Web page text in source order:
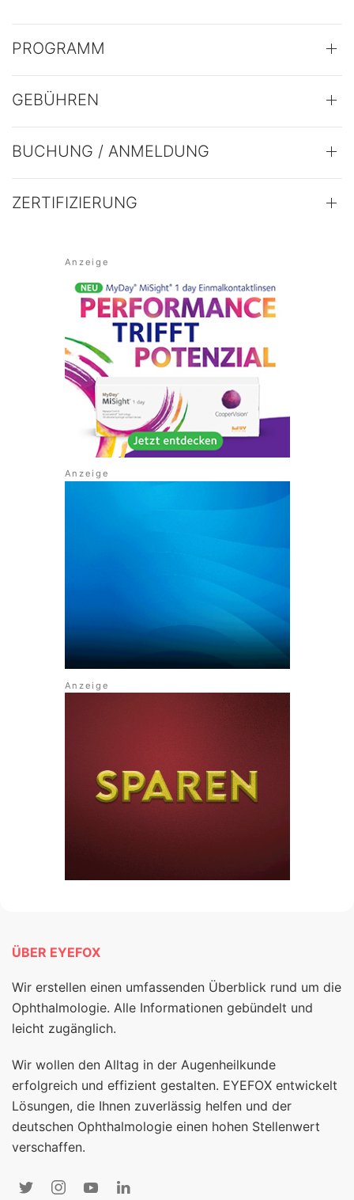
PROGRAMM
GEBÜHREN
BUCHUNG / ANMELDUNG
ZERTIFIZIERUNG
ÜBER EYEFOX
Wir erstellen einen umfassenden Überblick rund um die
Ophthalmologie. Alle Informationen gebündelt und
leicht zugänglich.
Wir wollen den Alltag in der Augenheilkunde
erfolgreich und effizient gestalten. EYEFOX entwickelt
Lösungen, die Ihnen zuverlässig helfen und der
deutschen Ophthalmologie einen hohen Stellenwert
verschaffen.